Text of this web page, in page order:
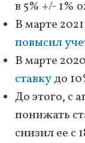
в 5% +/- 1%
В марте
повысил
В марте
ставкудо
До этого, с
понижать
снизил ее с